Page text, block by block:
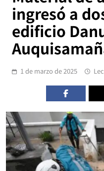
ingresó a
edificio
1 de marzo de 2025